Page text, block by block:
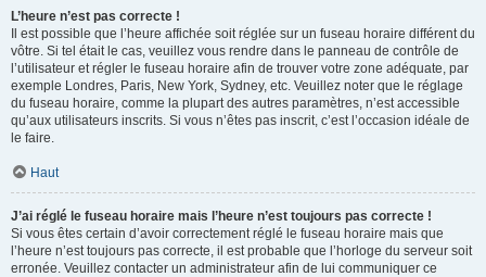
L’heure n’est pas correcte !
Il est possible que l’heure affichée soit réglée sur un fuseau horaire différent du
vôtre. Si tel était le cas, veuillez vous rendre dans le panneau de contrôle de
l’utilisateur et régler le fuseau horaire afin de trouver votre zone adéquate, par
exemple Londres, Paris, New York, Sydney, etc. Veuillez noter que le réglage
du fuseau horaire, comme la plupart des autres paramètres, n’est accessible
qu’aux utilisateurs inscrits. Si vous n’êtes pas inscrit, c’est l’occasion idéale de
le faire.
Haut
J’ai réglé le fuseau horaire mais l’heure n’est toujours pas correcte !
Si vous êtes certain d’avoir correctement réglé le fuseau horaire mais que
l’heure n’est toujours pas correcte, il est probable que l’horloge du serveur soit
erronée. Veuillez contacter un administrateur afin de lui communiquer ce